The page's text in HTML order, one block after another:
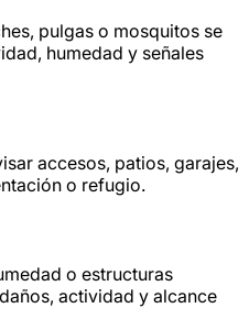
pulgas o mosquitos se
humedad y señales
accesos, patios, garajes,
o refugio.
o estructuras
actividad y alcance